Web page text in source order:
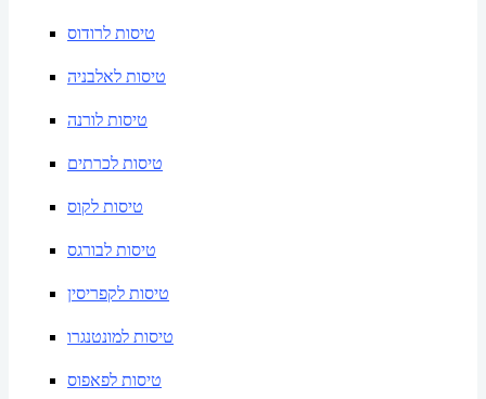
טיסות לרודוס
טיסות לאלבניה
טיסות לורנה
טיסות לכרתים
טיסות לקוס
טיסות לבורגס
טיסות לקפריסין
טיסות למונטנגרו
טיסות לפאפוס